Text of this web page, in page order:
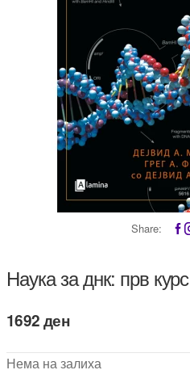
Share:
Наука за днк: прв курс
1692ден
Нема на залиха